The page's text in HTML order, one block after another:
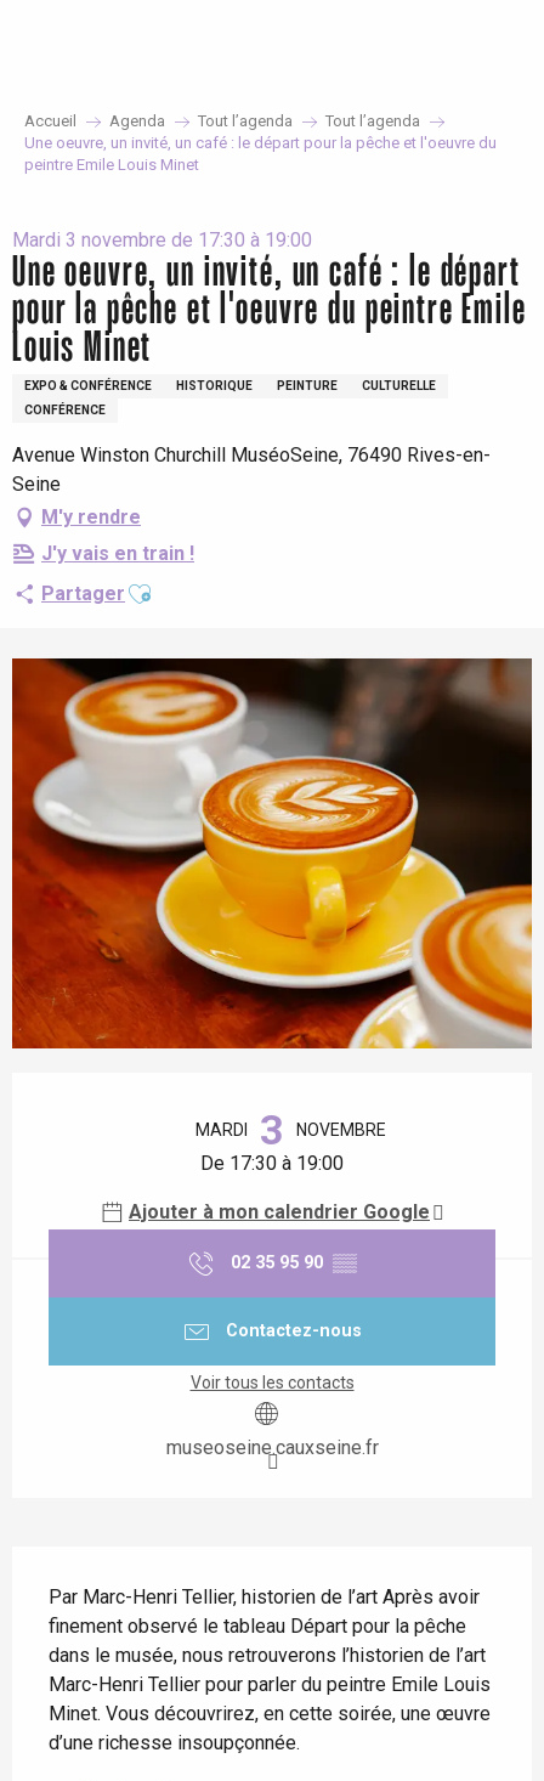
Accueil Agenda Tout l’agenda
Tout l’agenda
Une oeuvre, un invité, un café : le départ pour la pêche et l'oeuvre du
peintre Emile Louis Minet
Mardi 3 novembre de 17:30 à 19:00
Une oeuvre, un invité, un café : le départ
pour la pêche et l'oeuvre du peintre Emile
Louis Minet
EXPO & CONFÉRENCE HISTORIQUE PEINTURE
CULTURELLE
CONFÉRENCE
Avenue Winston Churchill MuséoSeine, 76490 Rives-en-
Seine
M'y rendre
J'y vais en train !
Partager Ajouter aux favoris
MARDI 3 NOVEMBRE
De 17:30 à 19:00
Ajouter à mon calendrier Google
02 35 95 90 ▒▒
Contactez-nous
Voir tous les contacts
museoseine.cauxseine.fr
Par Marc-Henri Tellier, historien de l’art Après avoir
finement observé le tableau Départ pour la pêche
dans le musée, nous retrouverons l’historien de l’art
Marc-Henri Tellier pour parler du peintre Emile Louis
Minet. Vous découvrirez, en cette soirée, une œuvre
d’une richesse insoupçonnée.